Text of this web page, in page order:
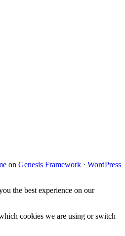
on Genesis Framework · WordPress
the best experience on our
cookies we are using or switch